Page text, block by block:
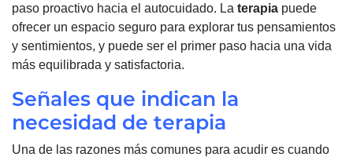
paso proactivo hacia el autocuidado. La terapia puede
ofrecer un espacio seguro para explorar tus pensamientos
y sentimientos, y puede ser el primer paso hacia una vida
más equilibrada y satisfactoria.
Señales que indican la
necesidad de terapia
Una de las razones más comunes para acudir es cuando